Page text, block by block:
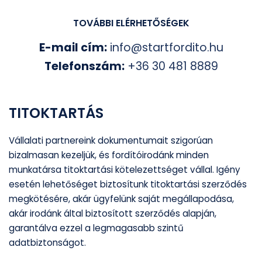
TOVÁBBI ELÉRHETŐSÉGEK
E-mail cím: info@startfordito.hu
Telefonszám: +36 30 481 8889
TITOKTARTÁS
Vállalati partnereink dokumentumait szigorúan
bizalmasan kezeljük, és fordítóirodánk minden
munkatársa titoktartási kötelezettséget vállal. Igény
esetén lehetőséget biztosítunk titoktartási szerződés
megkötésére, akár ügyfelünk saját megállapodása,
akár irodánk által biztosított szerződés alapján,
garantálva ezzel a legmagasabb szintű
adatbiztonságot.